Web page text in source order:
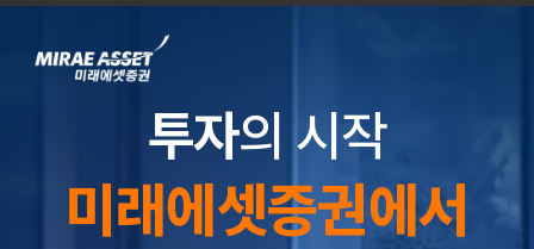
투자의 시작
미래에셋증권에서